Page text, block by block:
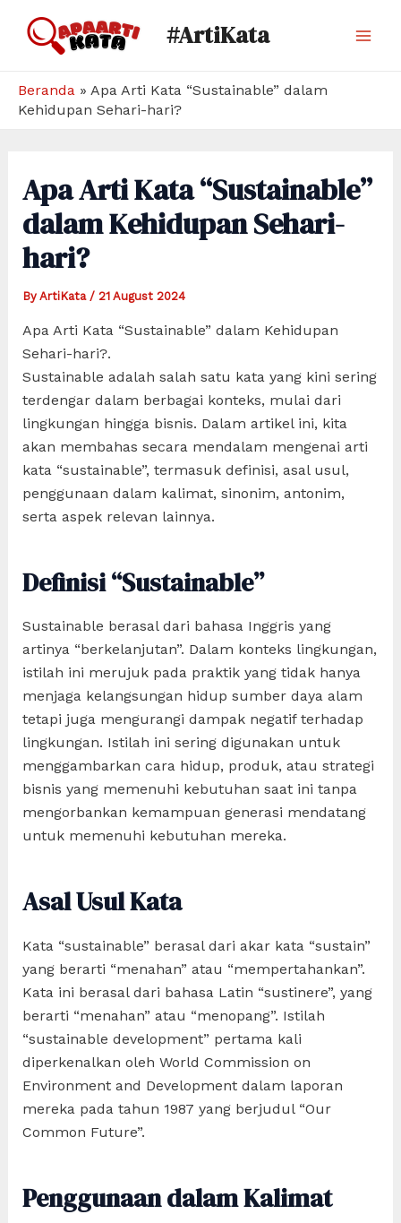
#ArtiKata
Beranda » Apa Arti Kata “Sustainable” dalam
Kehidupan Sehari-hari?
Apa Arti Kata “Sustainable”
dalam Kehidupan Sehari-
hari?
By ArtiKata / 21 August 2024
Apa Arti Kata “Sustainable” dalam Kehidupan
Sehari-hari?.
Sustainable adalah salah satu kata yang kini sering
terdengar dalam berbagai konteks, mulai dari
lingkungan hingga bisnis. Dalam artikel ini, kita
akan membahas secara mendalam mengenai arti
kata “sustainable”, termasuk definisi, asal usul,
penggunaan dalam kalimat, sinonim, antonim,
serta aspek relevan lainnya.
Definisi “Sustainable”
Sustainable berasal dari bahasa Inggris yang
artinya “berkelanjutan”. Dalam konteks lingkungan,
istilah ini merujuk pada praktik yang tidak hanya
menjaga kelangsungan hidup sumber daya alam
tetapi juga mengurangi dampak negatif terhadap
lingkungan. Istilah ini sering digunakan untuk
menggambarkan cara hidup, produk, atau strategi
bisnis yang memenuhi kebutuhan saat ini tanpa
mengorbankan kemampuan generasi mendatang
untuk memenuhi kebutuhan mereka.
Asal Usul Kata
Kata “sustainable” berasal dari akar kata “sustain”
yang berarti “menahan” atau “mempertahankan”.
Kata ini berasal dari bahasa Latin “sustinere”, yang
berarti “menahan” atau “menopang”. Istilah
“sustainable development” pertama kali
diperkenalkan oleh World Commission on
Environment and Development dalam laporan
mereka pada tahun 1987 yang berjudul “Our
Common Future”.
Penggunaan dalam Kalimat